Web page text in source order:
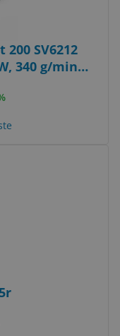
SV6212
340 g/min
Turquoise